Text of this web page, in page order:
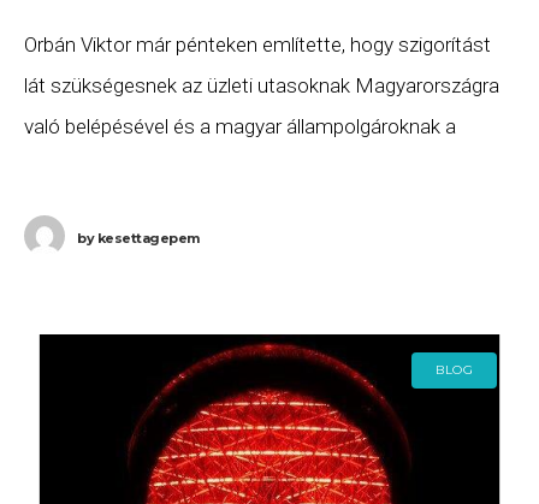
Orbán Viktor már pénteken említette, hogy szigorítást
lát szükségesnek az üzleti utasoknak Magyarországra
való belépésével és a magyar állampolgároknak a
bykesettagepem
BLOG